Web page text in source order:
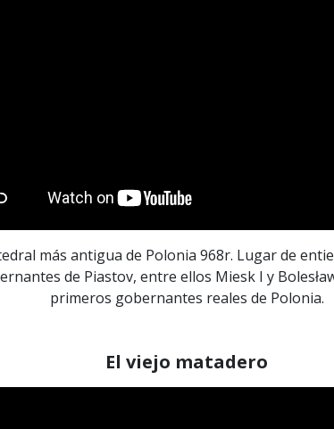
más antigua de Polonia 968r. Lugar de
de Piastov, entre ellos Miesk I y
primeros gobernantes reales de Polonia.
El viejo matadero